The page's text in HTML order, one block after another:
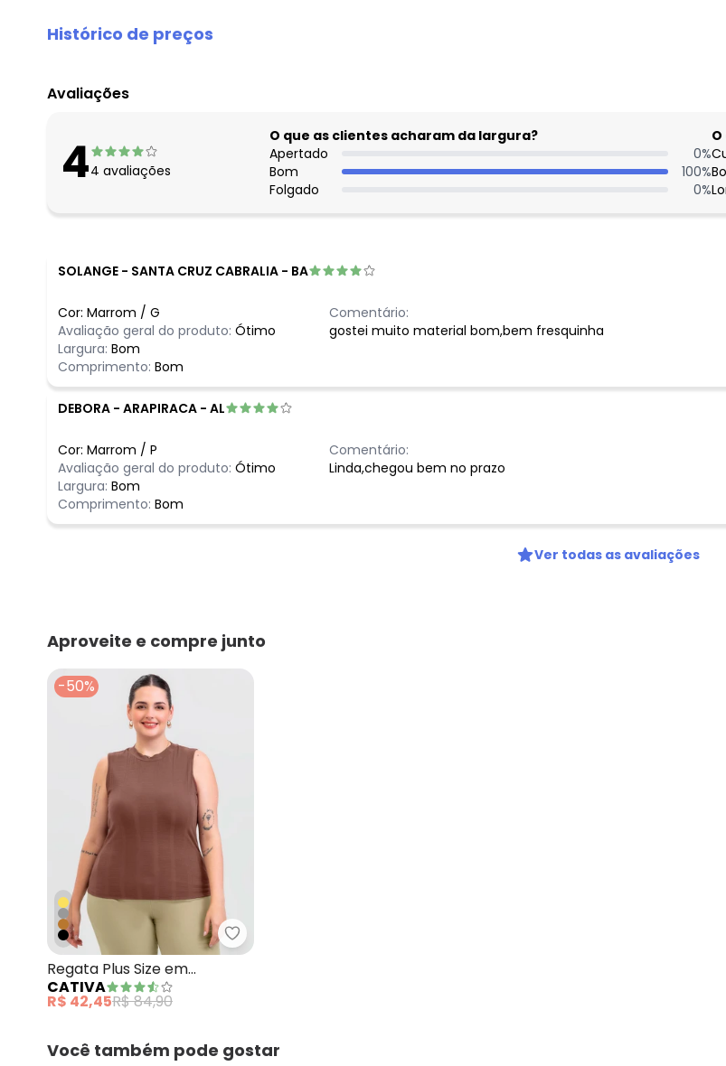
Histórico de preços
agosto/2026
maio/2026
abril/2026
fevereiro/2026
Avaliações
44 avaliações
O que as clientes acharam da largura?
Apertado
0%
Bom
100%
Folgado
0%
SOLANGE - SANTA CRUZ CABRALIA - BA
Cor: Marrom / G
Avaliação geral do produto: Ótimo
Largura: Bom
Comprimento: Bom
Comentário:
gostei muito material bom,bem fresquinha
DEBORA - ARAPIRACA - AL
Cor: Marrom / P
Avaliação geral do produto: Ótimo
Largura: Bom
Comprimento: Bom
Comentário:
Linda,chegou bem no prazo
Ver todas as avaliações
Aproveite e compre junto
-50%
Cativa - Regata Plus Size em Canelado Marrom
Regata Plus Size em
Canelado Marrom
CATIVA
R$ 42,45R$ 84,90
Você também pode gostar